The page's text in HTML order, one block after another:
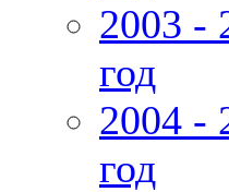
2003 -
год
2004 -
год